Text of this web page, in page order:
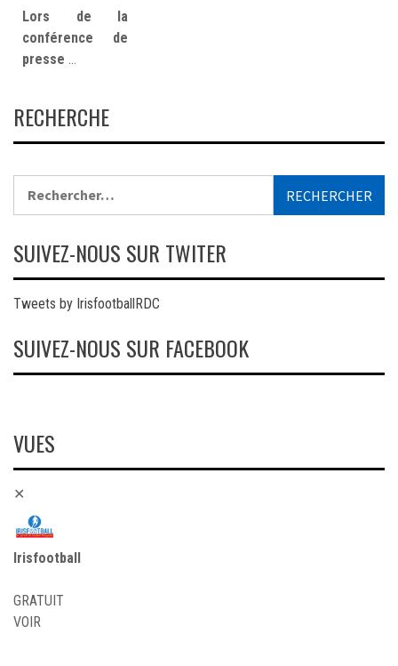
Lors de la
conférence de
presse …
RECHERCHE
SUIVEZ-NOUS SUR TWITER
Tweets by IrisfootballRDC
SUIVEZ-NOUS SUR FACEBOOK
VUES
✕
Irisfootball
GRATUIT
VOIR